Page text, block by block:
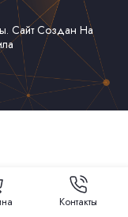
Сайт Создан На
Контакты